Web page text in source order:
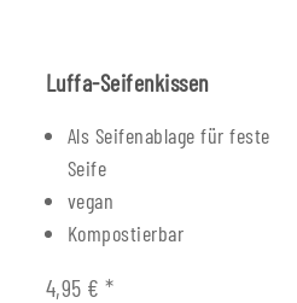
Luffa-Seifenkissen
Als Seifenablage für feste
Seife
vegan
Kompostierbar
4,95 €*